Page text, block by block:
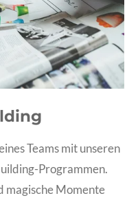
Teams mit unseren
Programmen.
magische Momente